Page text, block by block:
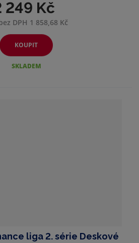
249 Kč
DPH 1 858,68 Kč
KOUPIT
SKLADEM
liga 2. série Deskové